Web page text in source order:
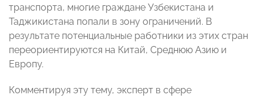
транспорта, многие граждане Узбекистана и
Таджикистана попали в зону ограничений. В
результате потенциальные работники из этих стран
переориентируются на Китай, Среднюю Азию и
Европу.
Комментируя эту тему, эксперт в сфере